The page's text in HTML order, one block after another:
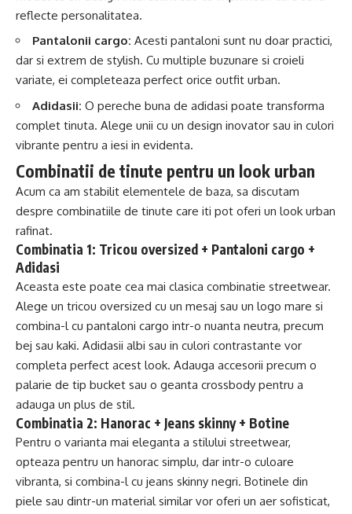
reflecte personalitatea.
Pantalonii cargo: Acesti pantaloni sunt nu doar practici,
dar si extrem de stylish. Cu multiple buzunare si croieli
variate, ei completeaza perfect orice outfit urban.
Adidasii: O pereche buna de adidasi poate transforma
complet tinuta. Alege unii cu un design inovator sau in culori
vibrante pentru a iesi in evidenta.
Combinatii de tinute pentru un look urban
Acum ca am stabilit elementele de baza, sa discutam
despre combinatiile de tinute care iti pot oferi un look urban
rafinat.
Combinatia 1: Tricou oversized + Pantaloni cargo +
Adidasi
Aceasta este poate cea mai clasica combinatie streetwear.
Alege un tricou oversized cu un mesaj sau un logo mare si
combina-l cu pantaloni cargo intr-o nuanta neutra, precum
bej sau kaki. Adidasii albi sau in culori contrastante vor
completa perfect acest look. Adauga accesorii precum o
palarie de tip bucket sau o geanta crossbody pentru a
adauga un plus de stil.
Combinatia 2: Hanorac + Jeans skinny + Botine
Pentru o varianta mai eleganta a stilului streetwear,
opteaza pentru un hanorac simplu, dar intr-o culoare
vibranta, si combina-l cu jeans skinny negri. Botinele din
piele sau dintr-un material similar vor oferi un aer sofisticat,